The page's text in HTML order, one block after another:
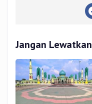
Jangan Lewatkan